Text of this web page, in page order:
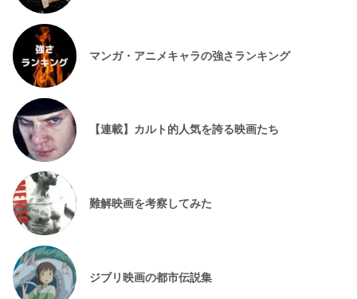
マンガ・アニメキャラの強さランキング
【連載】カルト的人気を誇る映画たち
難解映画を考察してみた
ジブリ映画の都市伝説集